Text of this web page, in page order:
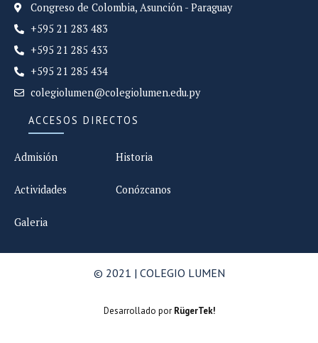
Congreso de Colombia, Asunción - Paraguay
+595 21 283 483
+595 21 285 433
+595 21 285 434
colegiolumen@colegiolumen.edu.py
ACCESOS DIRECTOS
Admisión
Actividades
Galeria
Historia
Conózcanos
© 2021 | COLEGIO LUMEN
Desarrollado por RügerTek!